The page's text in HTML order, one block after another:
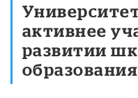
активнее
развитии